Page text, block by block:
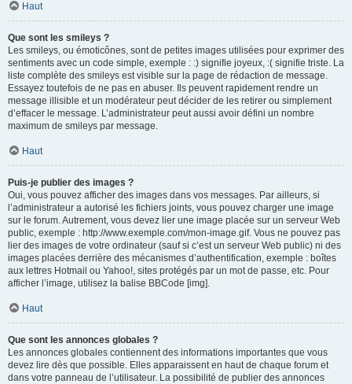
Haut
Que sont les smileys ?
Les smileys, ou émoticônes, sont de petites images utilisées pour exprimer des
sentiments avec un code simple, exemple : :) signifie joyeux, :( signifie triste. La
liste complète des smileys est visible sur la page de rédaction de message.
Essayez toutefois de ne pas en abuser. Ils peuvent rapidement rendre un
message illisible et un modérateur peut décider de les retirer ou simplement
d’effacer le message. L’administrateur peut aussi avoir défini un nombre
maximum de smileys par message.
Haut
Puis-je publier des images ?
Oui, vous pouvez afficher des images dans vos messages. Par ailleurs, si
l’administrateur a autorisé les fichiers joints, vous pouvez charger une image
sur le forum. Autrement, vous devez lier une image placée sur un serveur Web
public, exemple : http://www.exemple.com/mon-image.gif. Vous ne pouvez pas
lier des images de votre ordinateur (sauf si c’est un serveur Web public) ni des
images placées derrière des mécanismes d’authentification, exemple : boîtes
aux lettres Hotmail ou Yahoo!, sites protégés par un mot de passe, etc. Pour
afficher l’image, utilisez la balise BBCode [img].
Haut
Que sont les annonces globales ?
Les annonces globales contiennent des informations importantes que vous
devez lire dès que possible. Elles apparaissent en haut de chaque forum et
dans votre panneau de l’utilisateur. La possibilité de publier des annonces